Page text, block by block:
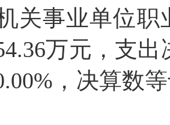
机关事业单位
万元，支
，决算数